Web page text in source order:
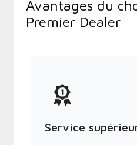
Avantages du
Premier Dealer
Service